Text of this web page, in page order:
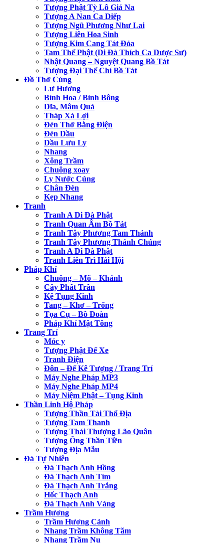
Tượng Phật Tỳ Lô Giá Na
Tượng A Nan Ca Diếp
Tượng Ngũ Phương Như Lai
Tượng Liên Hoa Sinh
Tượng Kim Cang Tát Đỏa
Tam Thế Phật (Di Đà Thích Ca Dược Sư)
Nhật Quang – Nguyệt Quang Bồ Tát
Tượng Đại Thế Chí Bồ Tát
Đồ Thờ Cúng
Lư Hương
Bình Hoa / Bình Bông
Dĩa, Mâm Quả
Tháp Xá Lợi
Đèn Thờ Bằng Điện
Đèn Dầu
Dầu Lưu Ly
Nhang
Xông Trầm
Chuông xoay
Ly Nước Cúng
Chân Đèn
Kẹp Nhang
Tranh
Tranh A Di Đà Phật
Tranh Quan Âm Bồ Tát
Tranh Tây Phương Tam Thánh
Tranh Tây Phương Thánh Chúng
Tranh A Di Đà Phật
Tranh Liên Trì Hải Hội
Pháp Khí
Chuông – Mõ – Khánh
Cây Phất Trần
Kệ Tụng Kinh
Tang – Khơ – Trống
Tọa Cụ – Bồ Đoàn
Pháp Khí Mật Tông
Trang Trí
Móc y
Tượng Phật Để Xe
Tranh Điện
Đôn – Đế Kê Tượng / Trang Trí
Máy Nghe Pháp MP3
Máy Nghe Pháp MP4
Máy Niệm Phật – Tụng Kinh
Thần Linh Hộ Pháp
Tượng Thần Tài Thổ Địa
Tượng Tam Thanh
Tượng Thái Thượng Lão Quân
Tượng Ông Thần Tiền
Tượng Địa Mẫu
Đá Tự Nhiên
Đá Thạch Anh Hồng
Đá Thạch Anh Tím
Đá Thạch Anh Trắng
Hốc Thạch Anh
Đá Thạch Anh Vàng
Trầm Hương
Trầm Hương Cảnh
Nhang Trầm Không Tăm
Nhang Trầm Nụ